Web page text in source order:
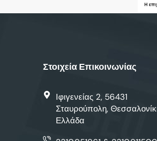
Στοιχεία Επικοινωνίας
Ιφιγενείας 2, 56431
Σταυρούπολη,
Ελλάδα